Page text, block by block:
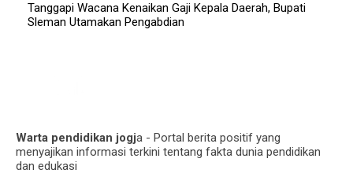
Tanggapi Wacana Kenaikan Gaji Kepala Daerah, Bupati
Sleman Utamakan Pengabdian
Warta pendidikan jogja - Portal berita positif yang
menyajikan informasi terkini tentang fakta dunia pendidikan
dan edukasi